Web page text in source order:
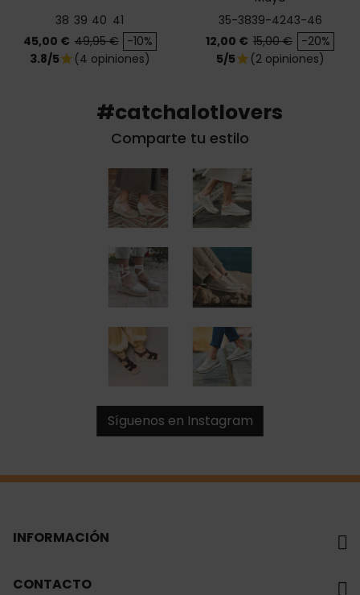
38 39 40 41
Precio
45,00 € Precio base
49,95 € -10%
3.8/5star (4 opiniones)
35-3839-4243-46
Precio
12,00 € Precio base
15,00 € -20%
5/5star (2 opiniones)
#catchalotlovers
Comparte tu estilo
Síguenos en Instagram
INFORMACIÓN
CONTACTO